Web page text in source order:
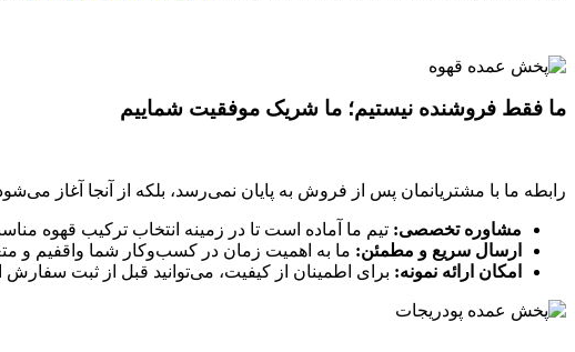
ما فقط فروشنده نیستیم؛ ما شریک موفقیت شماییم
رابطه ما با مشتریانمان پس از فروش به پایان نمی‌رسد، بلکه از آنجا آغاز
مشاوره تخصصی: تیم ما آماده است تا در زمینه انتخاب ترکیب قهوه
ارسال سریع و مطمئن: ما به اهمیت زمان در کسب‌وکار شما واقفیم و
امکان ارائه نمونه: برای اطمینان از کیفیت، می‌توانید قبل از ثبت